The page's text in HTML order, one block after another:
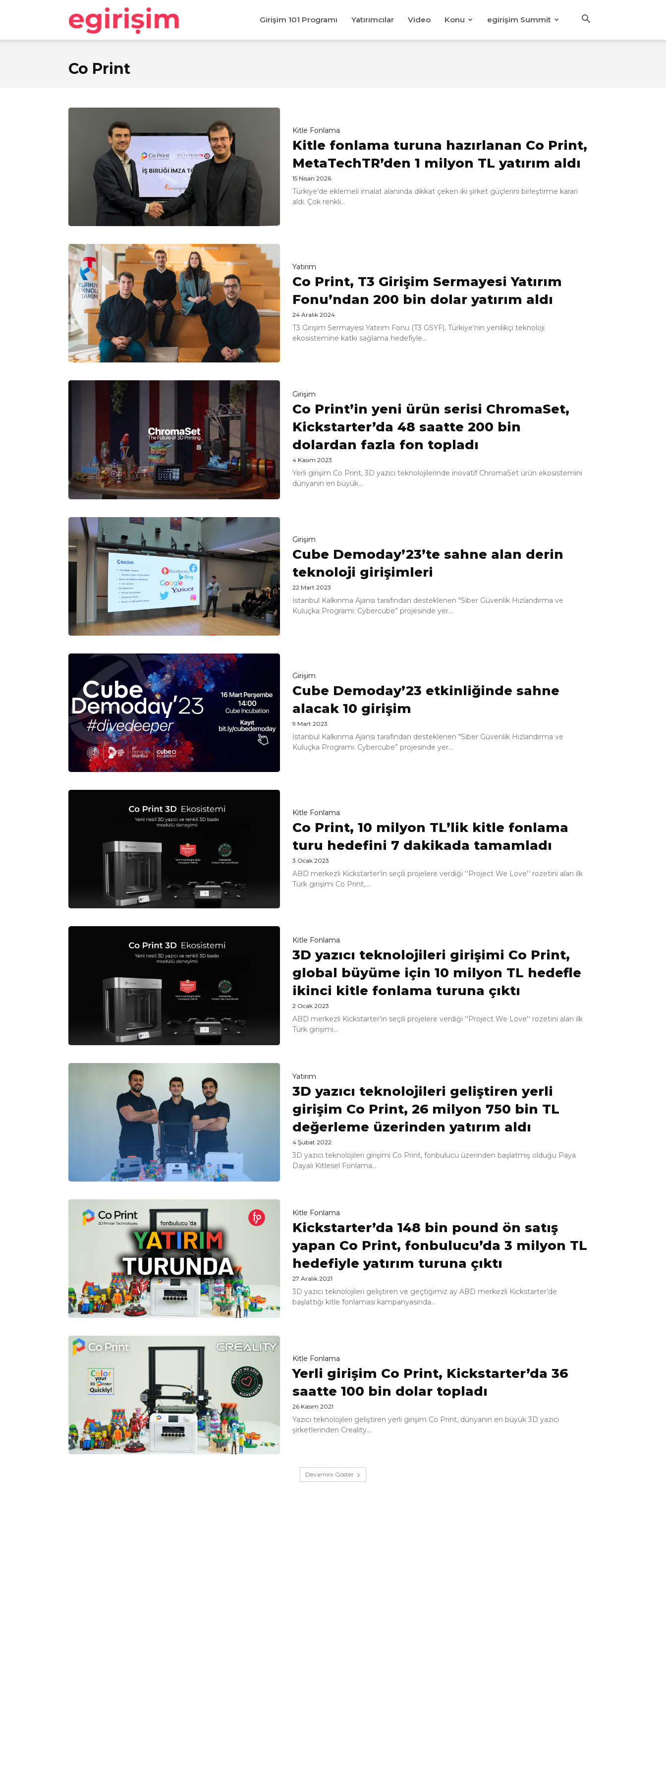
egirişim Girişim 101 Programı Yatırımcılar Video Konu egirişim Summit
Co Print
Kitle Fonlama
Kitle fonlama turuna hazırlanan Co Print,
MetaTechTR’den 1 milyon TL yatırım aldı
15 Nisan 2026
Türkiye'de eklemeli imalat alanında dikkat çeken iki şirket güçlerini birleştirme kararı
aldı. Çok renkli...
Yatırım
Co Print, T3 Girişim Sermayesi Yatırım
Fonu’ndan 200 bin dolar yatırım aldı
24 Aralık 2024
T3 Girişim Sermayesi Yatırım Fonu (T3 GSYF), Türkiye’nin yenilikçi teknoloji
ekosistemine katkı sağlama hedefiyle...
Girişim
Co Print’in yeni ürün serisi ChromaSet,
Kickstarter’da 48 saatte 200 bin
dolardan fazla fon topladı
4 Kasım 2023
Yerli girişim Co Print, 3D yazıcı teknolojilerinde inovatif ChromaSet ürün ekosistemini
dünyanın en büyük...
Girişim
Cube Demoday’23’te sahne alan derin
teknoloji girişimleri
22 Mart 2023
İstanbul Kalkınma Ajansı tarafından desteklenen "Siber Güvenlik Hızlandırma ve
Kuluçka Programı: Cybercube” projesinde yer...
Girişim
Cube Demoday’23 etkinliğinde sahne
alacak 10 girişim
9 Mart 2023
İstanbul Kalkınma Ajansı tarafından desteklenen "Siber Güvenlik Hızlandırma ve
Kuluçka Programı: Cybercube” projesinde yer...
Kitle Fonlama
Co Print, 10 milyon TL’lik kitle fonlama
turu hedefini 7 dakikada tamamladı
3 Ocak 2023
ABD merkezli Kickstarter'in seçili projelere verdiği ''Project We Love'' rozetini alan ilk
Türk girişimi Co Print,...
Kitle Fonlama
3D yazıcı teknolojileri girişimi Co Print,
global büyüme için 10 milyon TL hedefle
ikinci kitle fonlama turuna çıktı
2 Ocak 2023
ABD merkezli Kickstarter'in seçili projelere verdiği ''Project We Love'' rozetini alan ilk
Türk girişimi...
Yatırım
3D yazıcı teknolojileri geliştiren yerli
girişim Co Print, 26 milyon 750 bin TL
değerleme üzerinden yatırım aldı
4 Şubat 2022
3D yazıcı teknolojileri girişimi Co Print, fonbulucu üzerinden başlatmış olduğu Paya
Dayalı Kitlesel Fonlama...
Kitle Fonlama
Kickstarter’da 148 bin pound ön satış
yapan Co Print, fonbulucu’da 3 milyon TL
hedefiyle yatırım turuna çıktı
27 Aralık 2021
3D yazıcı teknolojileri geliştiren ve geçtiğimiz ay ABD merkezli Kickstarter’de
başlattığı kitle fonlaması kampanyasında...
Kitle Fonlama
Yerli girişim Co Print, Kickstarter’da 36
saatte 100 bin dolar topladı
26 Kasım 2021
Yazıcı teknolojileri geliştiren yerli girişim Co Print, dünyanın en büyük 3D yazıcı
şirketlerinden Creality...
Devamını Göster